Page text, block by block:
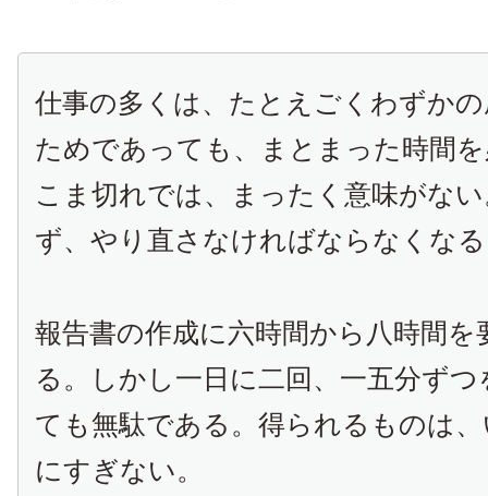
仕事の多くは、たとえごくわずか
ためであっても、まとまった時間
こま切れでは、まったく意味がな
ず、やり直さなければならなくな
報告書の作成に六時間から八時間を
る。しかし一日に二回、一五分ず
ても無駄である。得られるものは
にすぎない。